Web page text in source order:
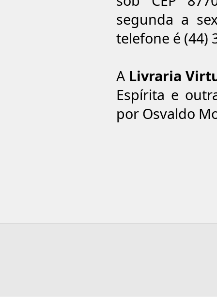
segunda a
telefone é (44)
A Livraria
Espírita e
por Osvaldo